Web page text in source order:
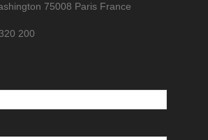
75008 Paris France
200